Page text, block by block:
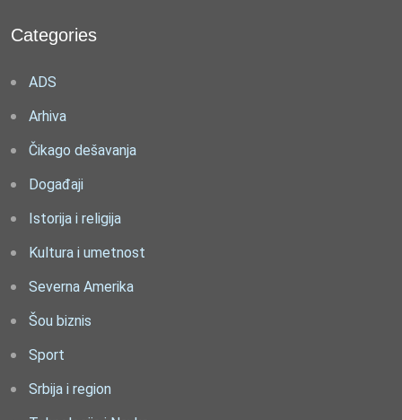
Categories
ADS
Arhiva
Čikago dešavanja
Događaji
Istorija i religija
Kultura i umetnost
Severna Amerika
Šou biznis
Sport
Srbija i region